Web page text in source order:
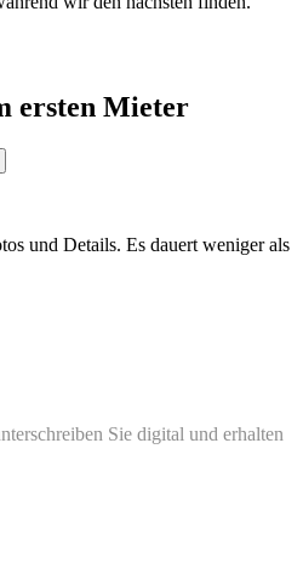
ersten Mieter
und Details. Es dauert weniger als
Sie digital und erhalten